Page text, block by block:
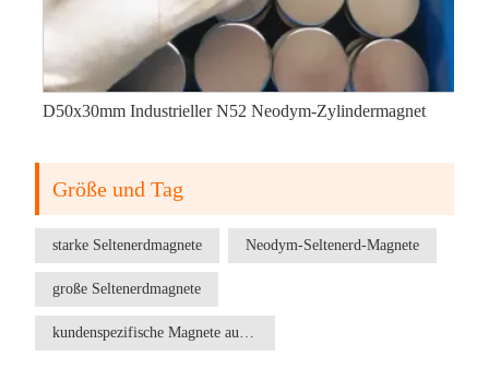
D50x30mm Industrieller N52 Neodym-Zylindermagnet
Größe und Tag
starke Seltenerdmagnete Neodym-Seltenerd-Magnete
große Seltenerdmagnete
kundenspezifische Magnete aus seltenen Erden